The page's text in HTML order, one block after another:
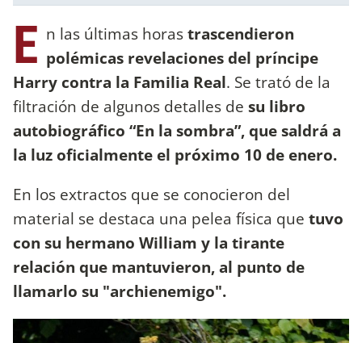
E n las últimas horastrascendieron
polémicas revelaciones del príncipe
Harry contra la Familia Real. Se trató de la
filtración de algunos detalles de su libro
autobiográfico “En la sombra”, que saldrá a
la luz oficialmente el próximo 10 de enero.
En los extractos que se conocieron del
material se destaca una pelea física que tuvo
con su hermano William y la tirante
relación que mantuvieron, al punto de
llamarlo su "archienemigo".